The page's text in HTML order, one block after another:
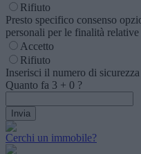
Rifiuto
Presto specifico consenso
personali per le finalità
Accetto
Rifiuto
Inserisci il numero di
Quanto fa 3 + 0 ?
Cerchi un immobile?